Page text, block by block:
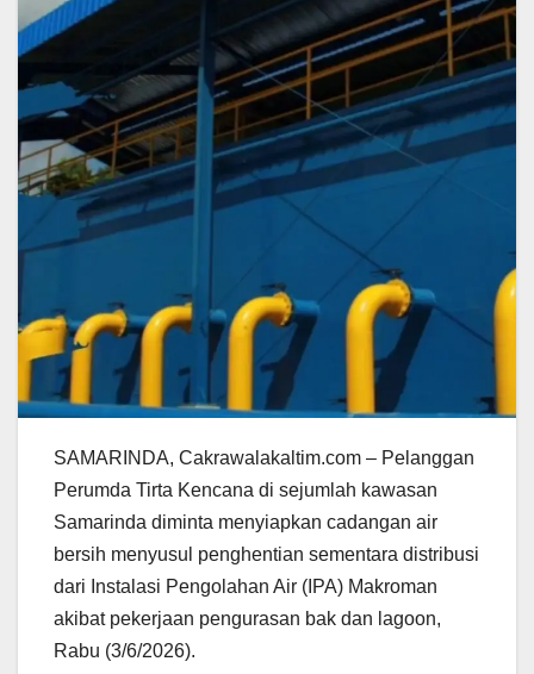
SAMARINDA, Cakrawalakaltim.com – Pelanggan
Perumda Tirta Kencana di sejumlah kawasan
Samarinda diminta menyiapkan cadangan air
bersih menyusul penghentian sementara distribusi
dari Instalasi Pengolahan Air (IPA) Makroman
akibat pekerjaan pengurasan bak dan lagoon,
Rabu (3/6/2026).